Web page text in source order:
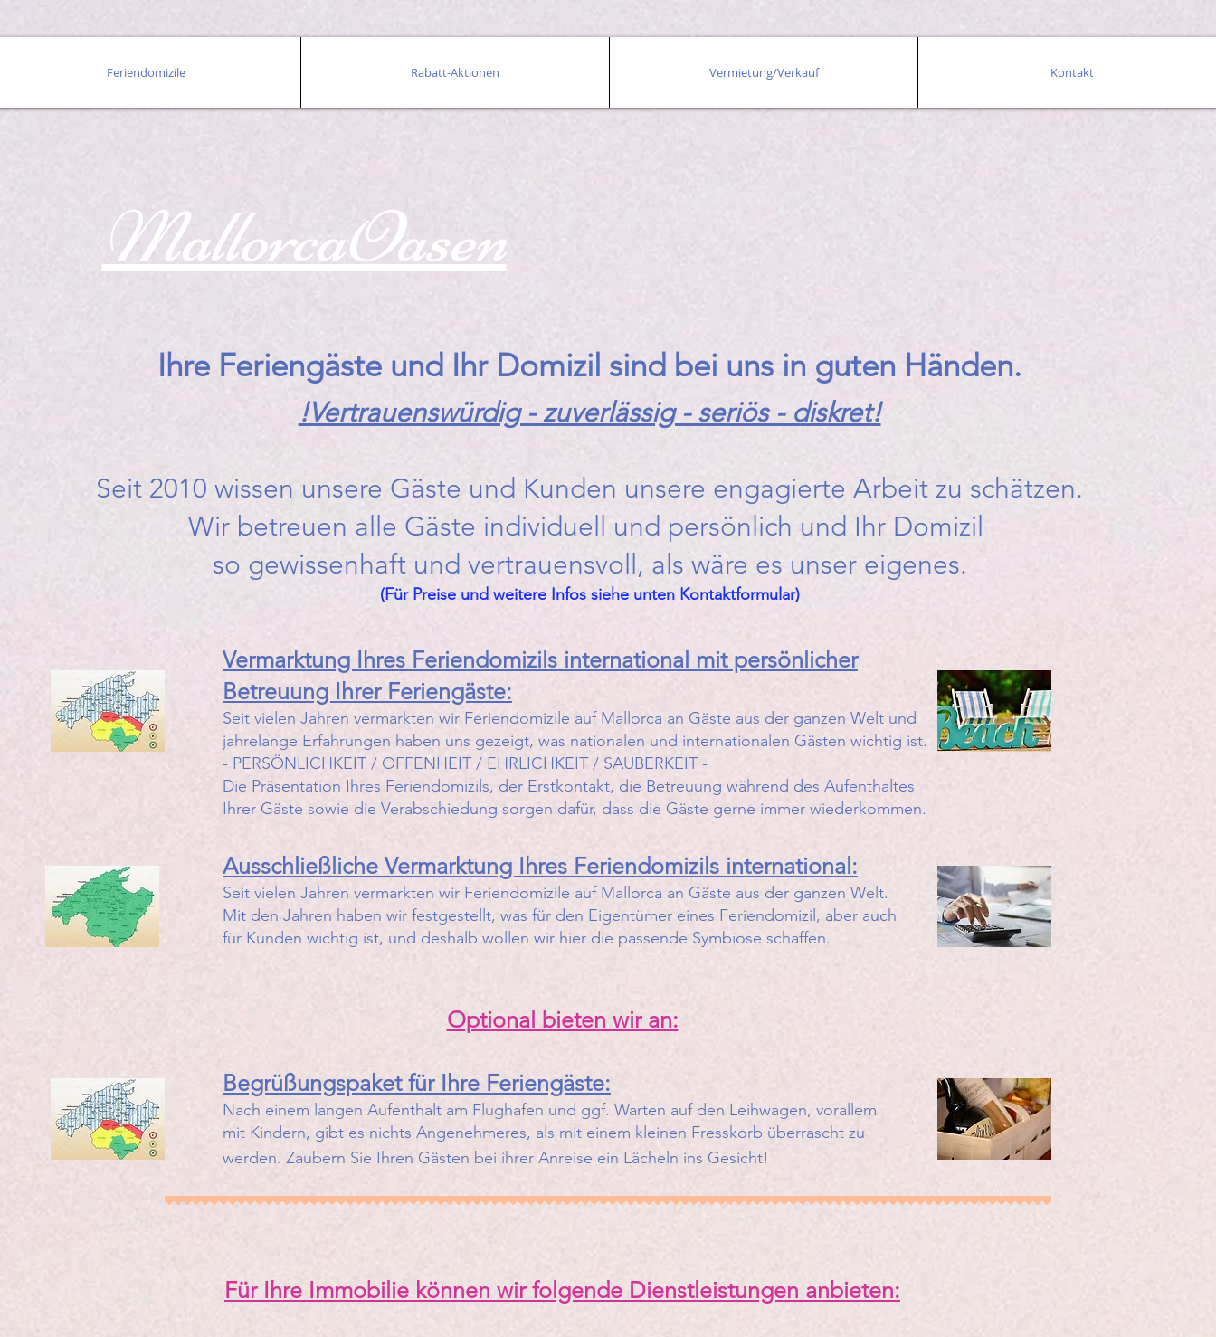
Feriendomizile Rabatt-Aktionen Vermietung/Verkauf Kontakt
MallorcaOasen
Ihre Feriengäste und Ihr Domizil sind bei uns in guten Händen.
!Vertrauenswürdig - zuverlässig - seriös - diskret!
Seit 2010 wissen unsere Gäste und Kunden unsere engagierte Arbeit zu schätzen.
Wir betreuen alle Gäste individuell und persönlich und Ihr Domizil
so gewissenhaft und vertrauensvoll, als wäre es unser eigenes.
(Für Preise und weitere Infos siehe unten Kontaktformular)
Vermarktung Ihres Feriendomizils international mit persönlicher
Betreuung Ihrer Feriengäste:
Seit vielen Jahren vermarkten wir Feriendomizile auf Mallorca an Gäste aus der ganzen Welt und
jahrelange Erfahrungen haben uns gezeigt, was nationalen und internationalen Gästen wichtig ist.
- PERSÖNLICHKEIT / OFFENHEIT / EHRLICHKEIT / SAUBERKEIT -
Die Präsentation Ihres Feriendomizils, der Erstkontakt, die Betreuung während des Aufenthaltes
Ihrer Gäste sowie die Verabschiedung sorgen dafür, dass die Gäste gerne immer wiederkommen.
​Ausschließliche Vermarktung Ihres Feriendomizils international:
Seit vielen Jahren vermarkten wir Feriendomizile auf Mallorca an Gäste aus der ganzen Welt.
Mit den Jahren haben wir festgestellt, was für den Eigentümer eines Feriendomizil, aber auch
für Kunden wichtig ist, und deshalb wollen wir hier die passende Symbiose schaffen.
Optional bieten wir an:
Begrüßungspaket für Ihre Feriengäste:
​Nach einem langen Aufenthalt am Flughafen und ggf. Warten auf den Leihwagen, vorallem
mit Kindern, gibt es nichts Angenehmeres, als mit einem kleinen Fresskorb überrascht zu
werden. Zaubern Sie Ihren Gästen bei ihrer Anreise ein Lächeln ins Gesicht!
Für Ihre Immobilie können wir folgende Dienstleistungen anbieten: